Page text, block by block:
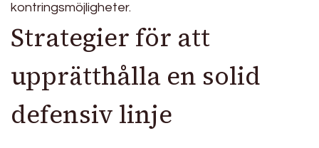
kontringsmöjligheter.
Strategier för att
upprätthålla en solid
defensiv linje